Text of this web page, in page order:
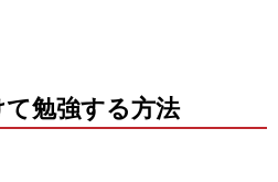
勉強する方法